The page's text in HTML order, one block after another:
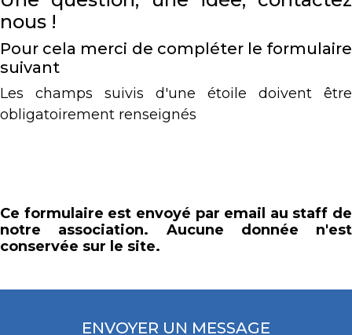
nous !
Pour cela merci de compléter le formulaire
suivant
Les champs suivis d'une étoile doivent être
obligatoirement renseignés
Ce formulaire est envoyé par email au staff de
notre association. Aucune donnée n'est
conservée sur le site.
ENVOYER UN MESSAGE